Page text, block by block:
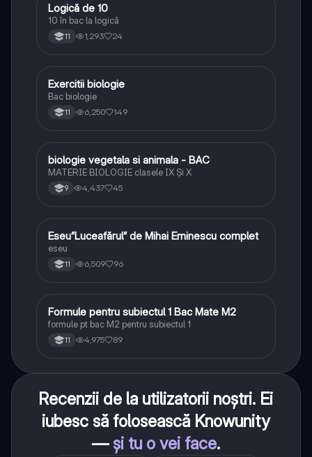
Logică
Logică de 10
10 în bac la logică
11 1,293 24
Biologie
Exercitii biologie
Bac biologie
11 6,250 149
Biologie
biologie vegetala si animala - BAC
MATERIE BIOLOGIE clasele IX Şi X
9 4,437 45
Limba și literatura română
Eseu”Luceafărul” de Mihai Eminescu complet
eseu
11 6,509 96
Matematică
Formule pentru subiectul 1 Bac Mate M2
formule pt bac M2 pentru subiectul 1
11 4,975 89
Recenzii de la utilizatorii noștri. Ei
iubesc să folosească Knowunity
— și tu o vei face.